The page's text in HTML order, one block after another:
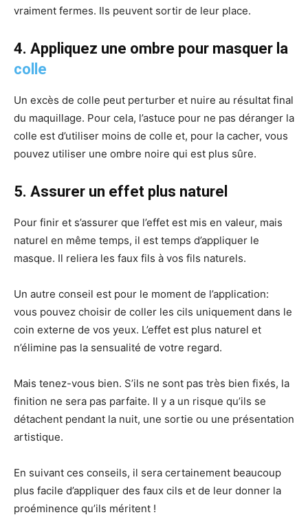
vraiment fermes. Ils peuvent sortir de leur place.
4. Appliquez une ombre pour masquer la
colle
Un excès de colle peut perturber et nuire au résultat final
du maquillage. Pour cela, l’astuce pour ne pas déranger la
colle est d’utiliser moins de colle et, pour la cacher, vous
pouvez utiliser une ombre noire qui est plus sûre.
5. Assurer un effet plus naturel
Pour finir et s’assurer que l’effet est mis en valeur, mais
naturel en même temps, il est temps d’appliquer le
masque. Il reliera les faux fils à vos fils naturels.
Un autre conseil est pour le moment de l’application:
vous pouvez choisir de coller les cils uniquement dans le
coin externe de vos yeux. L’effet est plus naturel et
n’élimine pas la sensualité de votre regard.
Mais tenez-vous bien. S’ils ne sont pas très bien fixés, la
finition ne sera pas parfaite. Il y a un risque qu’ils se
détachent pendant la nuit, une sortie ou une présentation
artistique.
En suivant ces conseils, il sera certainement beaucoup
plus facile d’appliquer des faux cils et de leur donner la
proéminence qu’ils méritent !